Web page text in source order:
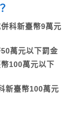
科新臺幣9萬元
萬元以下罰金
100萬元以下
新臺幣100萬元